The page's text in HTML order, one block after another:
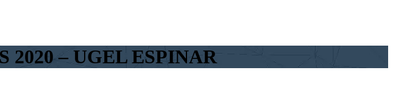
2020 – UGEL ESPINAR